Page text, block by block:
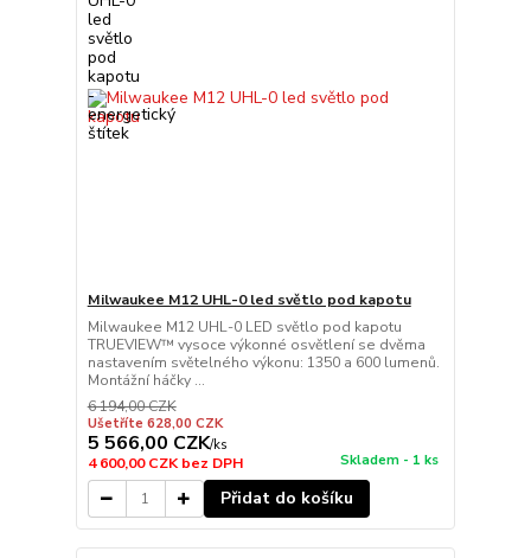
Milwaukee M12 UHL-0 led světlo pod kapotu
Milwaukee M12 UHL-0 LED světlo pod kapotu
TRUEVIEW™ vysoce výkonné osvětlení se dvěma
nastavením světelného výkonu: 1350 a 600 lumenů.
Montážní háčky ...
6 194,00 CZK
Ušetříte 628,00 CZK
5 566,00 CZK/ks
4 600,00 CZKbez DPH Skladem - 1 ks
Přidat do košíku